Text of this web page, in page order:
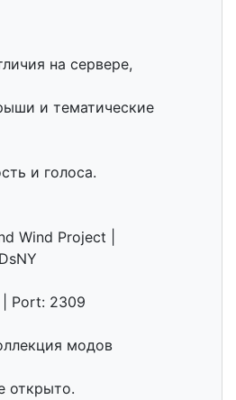
на сервере,
и тематические
и голоса.
Wind Project |
| Port: 2309
модов
открыто.